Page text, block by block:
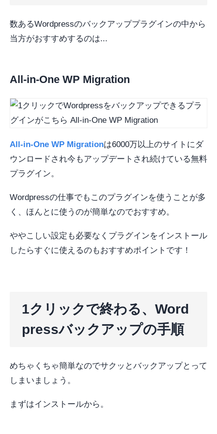
数あるWordpressのバックアッププラグインの中から
当方がおすすめするのは...
All-in-One WP Migration
All-in-One WP Migrationは6000万以上のサイトにダ
ウンロードされ今もアップデートされ続けている無料
プラグイン。
Wordpressの仕事でもこのプラグインを使うことが多
く、ほんとに使うのが簡単なのでおすすめ。
ややこしい設定も必要なくプラグインをインストール
したらすぐに使えるのもおすすめポイントです！
1クリックで終わる、Word
pressバックアップの手順
めちゃくちゃ簡単なのでサクッとバックアップとって
しまいましょう。
まずはインストールから。